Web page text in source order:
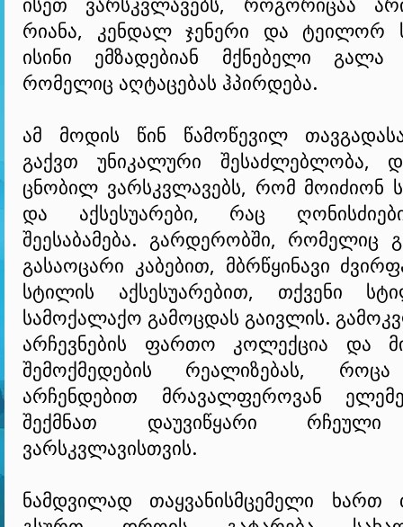
რიანა, კენდალ ჯენერი და ტეილორ
ისინი ემზადებიან მქნებელი გალა
რომელიც აღტაცებას ჰპირდება.
ამ მოდის წინ წამოწევილ
გაქვთ უნიკალური შესაძლებლობა,
ცნობილ ვარსკვლავებს, რომ მოიძიონ
და აქსესუარები, რაც
შეესაბამება. გარდერობში, რომელიც
გასაოცარი კაბებით, მბრწყინავი
სტილის აქსესუარებით, თქვენი
სამოქალაქო გამოცდას გაივლის.
არჩევნების ფართო კოლექცია და
შემოქმედების რეალიზებას,
არჩენდებით მრავალფეროვან
შექმნათ დაუვიწყარი
ვარსკვლავისთვის.
ნამდვილად თაყვანისმცემელი